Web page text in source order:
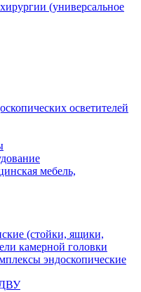
(универсальное
осветителей
мебель,
(стойки, ящики,
камерной головки
эндоскопические
ДВУ